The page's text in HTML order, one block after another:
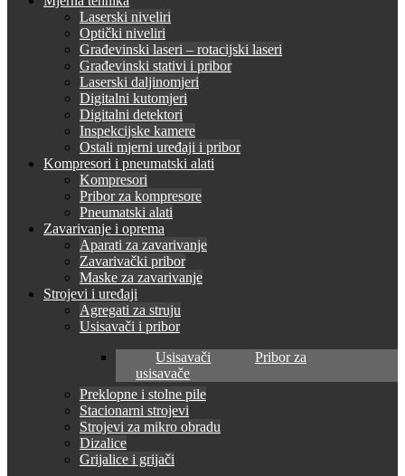
Laserski niveliri
Optički niveliri
Građevinski laseri – rotacijski laseri
Građevinski stativi i pribor
Laserski daljinomjeri
Digitalni kutomjeri
Digitalni detektori
Inspekcijske kamere
Ostali mjerni uređaji i pribor
Kompresori i pneumatski alati
Kompresori
Pribor za kompresore
Pneumatski alati
Zavarivanje i oprema
Aparati za zavarivanje
Zavarivački pribor
Maske za zavarivanje
Strojevi i uređaji
Agregati za struju
Usisavači i pribor
Usisavači
Pribor za
usisavače
Preklopne i stolne pile
Stacionarni strojevi
Strojevi za mikro obradu
Dizalice
Grijalice i grijači